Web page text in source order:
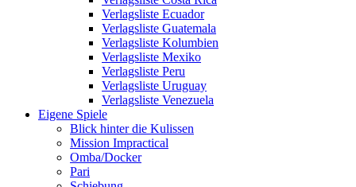
Verlagsliste Ecuador
Verlagsliste Guatemala
Verlagsliste Kolumbien
Verlagsliste Mexiko
Verlagsliste Peru
Verlagsliste Uruguay
Verlagsliste Venezuela
Eigene Spiele
Blick hinter die Kulissen
Mission Impractical
Omba/Docker
Pari